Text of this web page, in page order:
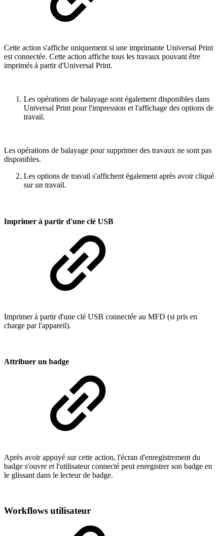
Cette action s'affiche uniquement si une imprimante Universal Print
est connectée. Cette action affiche tous les travaux pouvant être
imprimés à partir d'Universal Print.
Les opérations de balayage sont également disponibles dans
Universal Print pour l'impression et l'affichage des options de
travail.
Les opérations de balayage pour supprimer des travaux ne sont pas
disponibles.
Les options de travail s'affichent également après avoir cliqué
sur un travail.
Imprimer à partir d'une clé USB
Imprimer à partir d'une clé USB connectée au MFD (si pris en
charge par l'appareil).
Attribuer un badge
Après avoir appuyé sur cette action, l'écran d'enregistrement du
badge s'ouvre et l'utilisateur connecté peut enregistrer son badge en
le glissant dans le lecteur de badge.
Workflows utilisateur